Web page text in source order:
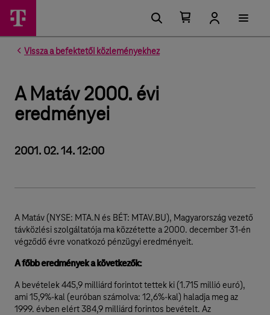
Vissza a befektetői közleményekhez
A Matáv 2000. évi
eredményei
2001. 02. 14. 12:00
A Matáv (NYSE: MTA.N és BÉT: MTAV.BU), Magyarország vezető
távközlési szolgáltatója ma közzétette a 2000. december 31-én
végződő évre vonatkozó pénzügyi eredményeit.
A főbb eredmények a következők:
A bevételek 445,9 milliárd forintot tettek ki (1.715 millió euró),
ami 15,9%-kal (euróban számolva: 12,6%-kal) haladja meg az
1999. évben elért 384,9 milliárd forintos bevételt. Az